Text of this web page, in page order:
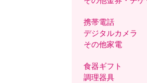
携帯電話
デジタルカメラ
その他家電
食器ギフト
調理器具